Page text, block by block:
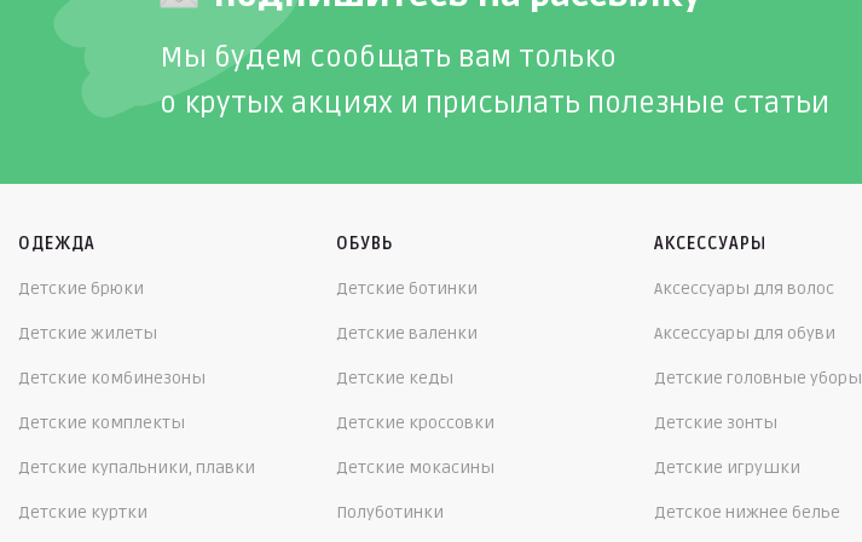
Мы будем сообщать вам только
о крутых акциях и присылать полезные статьи
ОДЕЖДА
Детские брюки
Детские жилеты
Детские комбинезоны
Детские комплекты
Детские купальники, плавки
Детские куртки
ОБУВЬ
Детские ботинки
Детские валенки
Детские кеды
Детские кроссовки
Детские мокасины
Полуботинки
АКСЕССУАРЫ
Аксессуары для волос
Аксессуары для обуви
Детские головные уборы
Детские зонты
Детские игрушки
Детское нижнее белье